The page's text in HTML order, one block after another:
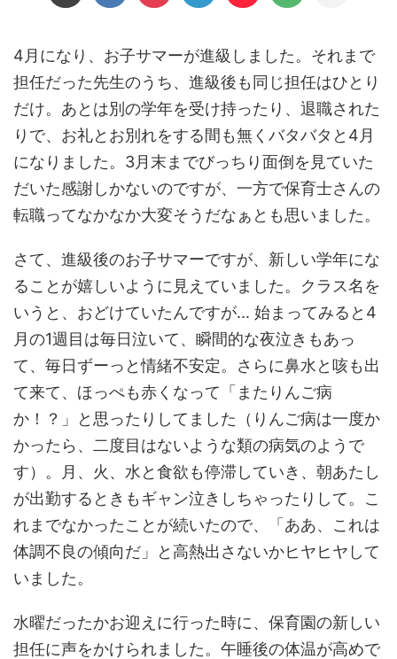
4月になり、お子サマーが進級しました。それまで
担任だった先生のうち、進級後も同じ担任はひとり
だけ。あとは別の学年を受け持ったり、退職された
りで、お礼とお別れをする間も無くバタバタと4月
になりました。3月末までびっちり面倒を見ていた
だいた感謝しかないのですが、一方で保育士さんの
転職ってなかなか大変そうだなぁとも思いました。
さて、進級後のお子サマーですが、新しい学年にな
ることが嬉しいように見えていました。クラス名を
いうと、おどけていたんですが... 始まってみると4
月の1週目は毎日泣いて、瞬間的な夜泣きもあっ
て、毎日ずーっと情緒不安定。さらに鼻水と咳も出
て来て、ほっぺも赤くなって「またりんご病
か！？」と思ったりしてました（りんご病は一度か
かったら、二度目はないような類の病気のようで
す）。月、火、水と食欲も停滞していき、朝あたし
が出勤するときもギャン泣きしちゃったりして。こ
れまでなかったことが続いたので、「ああ、これは
体調不良の傾向だ」と高熱出さないかヒヤヒヤして
いました。
水曜だったかお迎えに行った時に、保育園の新しい
担任に声をかけられました。午睡後の体温が高めで